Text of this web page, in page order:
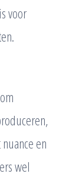
voor
en
wel